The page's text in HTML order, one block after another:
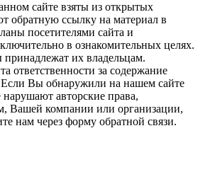
сайте взяты из открытых
обратную ссылку на материал в
посетителями сайта и
в ознакомительных целях.
их владельцам.
ответственности за содержание
Если Вы обнаружили на нашем сайте
авторские права,
Вашей компании или организации,
нам через форму обратной связи.